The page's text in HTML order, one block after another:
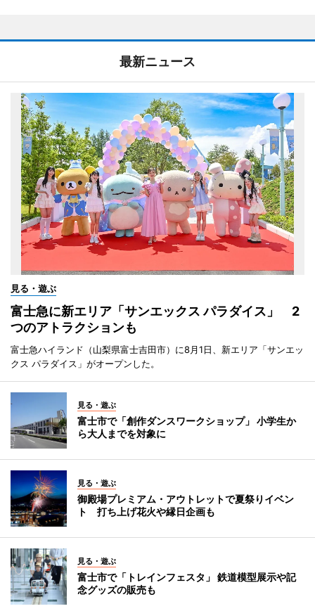
最新ニュース
見る・遊ぶ
富士急に新エリア「サンエックス パラダイス」 2
つのアトラクションも
富士急ハイランド（山梨県富士吉田市）に8月1日、新エリア「サンエッ
クス パラダイス」がオープンした。
見る・遊ぶ
富士市で「創作ダンスワークショップ」 小学生か
ら大人までを対象に
見る・遊ぶ
御殿場プレミアム・アウトレットで夏祭りイベン
ト 打ち上げ花火や縁日企画も
見る・遊ぶ
富士市で「トレインフェスタ」 鉄道模型展示や記
念グッズの販売も